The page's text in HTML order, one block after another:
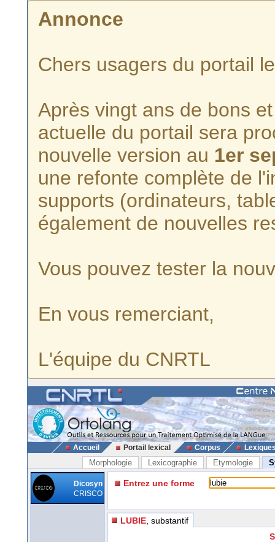
Annonce
Chers usagers du portail
Après vingt ans de bons
actuelle du portail sera
nouvelle version au 1er
une refonte complète de
supports (ordinateurs,
également de nouvelles
Vous pouvez tester la
En vous remerciant,
L'équipe du CNRTL
Accueil Portail lexical Corpus
Morphologie Lexicographie Etymologie
Dicosyn
CRISCO
Entrez une forme
LUBIE , substantif